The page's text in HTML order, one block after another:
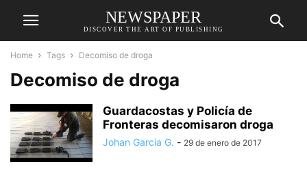
NEWSPAPER
DISCOVER THE ART OF PUBLISHING
Home Tags Decomiso de droga
Decomiso de droga
Guardacostas y Policía de
Fronteras decomisaron droga
Johan Garcia G. - 29 de enero de 2017